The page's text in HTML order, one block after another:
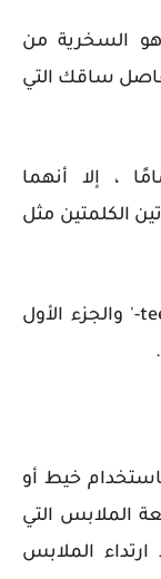
السخرية من
ساقك التي
، إلا أنهما
الكلمتين مثل
يبدو مثل 'tee-' والجزء الأول
خيط أو
الملابس التي
الملابس